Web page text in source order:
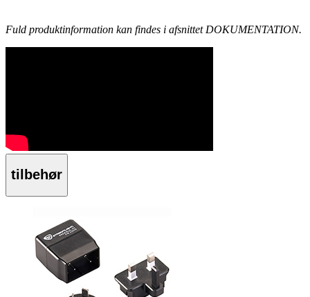
Fuld produktinformation kan findes i afsnittet DOKUMENTATION.
tilbehør